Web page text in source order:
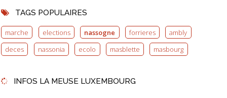
TAGS POPULAIRES
marche elections nassogne forrieres
ambly
deces
nassonia ecolo masblette masbourg
INFOS LA MEUSE LUXEMBOURG